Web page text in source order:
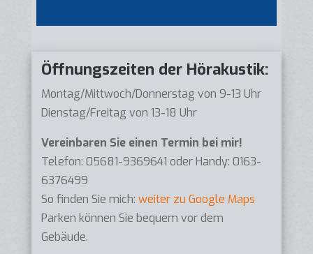
Öffnungszeiten der Hörakustik:
Montag/Mittwoch/Donnerstag von 9-13 Uhr
Dienstag/Freitag von 13-18 Uhr
Vereinbaren Sie einen Termin bei mir!
Telefon: 05681-9369641 oder Handy: 0163-
6376499
So finden Sie mich:weiter zu Google Maps
Parken können Sie bequem vor dem
Gebäude.